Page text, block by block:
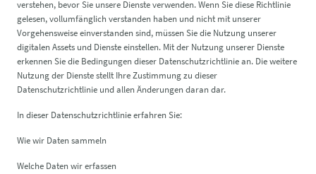
verstehen, bevor Sie unsere Dienste verwenden. Wenn Sie diese Richtlinie
gelesen, vollumfänglich verstanden haben und nicht mit unserer
Vorgehensweise einverstanden sind, müssen Sie die Nutzung unserer
digitalen Assets und Dienste einstellen. Mit der Nutzung unserer Dienste
erkennen Sie die Bedingungen dieser Datenschutzrichtlinie an. Die weitere
Nutzung der Dienste stellt Ihre Zustimmung zu dieser
Datenschutzrichtlinie und allen Änderungen daran dar.
In dieser Datenschutzrichtlinie erfahren Sie:
Wie wir Daten sammeln
Welche Daten wir erfassen